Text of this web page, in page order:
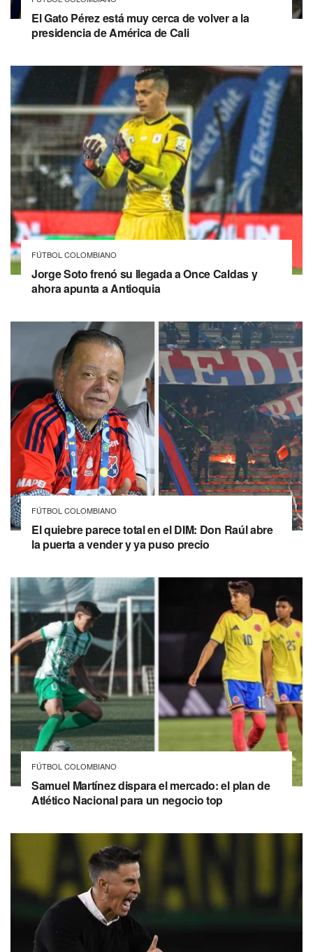
El Gato Pérez está muy cerca de volver a la
presidencia de América de Cali
FÚTBOL COLOMBIANO
Jorge Soto frenó su llegada a Once Caldas y
ahora apunta a Antioquia
FÚTBOL COLOMBIANO
El quiebre parece total en el DIM: Don Raúl abre
la puerta a vender y ya puso precio
FÚTBOL COLOMBIANO
Samuel Martínez dispara el mercado: el plan de
Atlético Nacional para un negocio top